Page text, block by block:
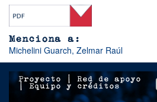
Menciona a:
Michelini Guarch, Zelmar Raúl
Proyecto | Red de apoyo
|
Equipo y créditos